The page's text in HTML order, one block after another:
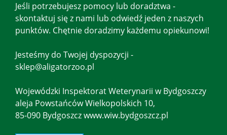
Jeśli potrzebujesz pomocy lub doradztwa -
skontaktuj się z nami lub odwiedź jeden z naszych
punktów. Chętnie doradzimy każdemu opiekunowi!
Jesteśmy do Twojej dyspozycji -
sklep@aligatorzoo.pl
Wojewódzki Inspektorat Weterynarii w Bydgoszczy
aleja Powstańców Wielkopolskich 10,
85-090 Bydgoszcz www.wiw.bydgoszcz.pl